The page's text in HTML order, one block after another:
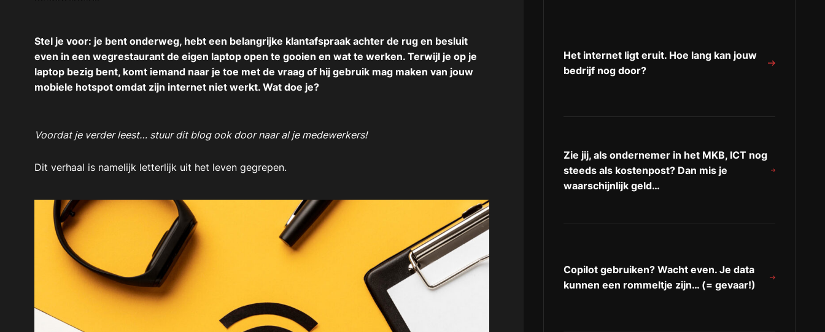
Stel je voor: je bent onderweg, hebt een belangrijke klantafspraak achter de rug en besluit
even in een wegrestaurant de eigen laptop open te gooien en wat te werken. Terwijl je op je
laptop bezig bent, komt iemand naar je toe met de vraag of hij gebruik mag maken van jouw
mobiele hotspot omdat zijn internet niet werkt. Wat doe je?
Voordat je verder leest… stuur dit blog ook door naar al je medewerkers!
Dit verhaal is namelijk letterlijk uit het leven gegrepen.
Het internet ligt eruit. Hoe lang kan jouw
bedrijf nog door?
Zie jij, als ondernemer in het MKB, ICT nog
steeds als kostenpost? Dan mis je
waarschijnlijk geld…
Copilot gebruiken? Wacht even. Je data
kunnen een rommeltje zijn… (= gevaar!)